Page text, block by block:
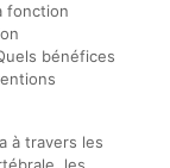
fonction
bénéfices
à travers les